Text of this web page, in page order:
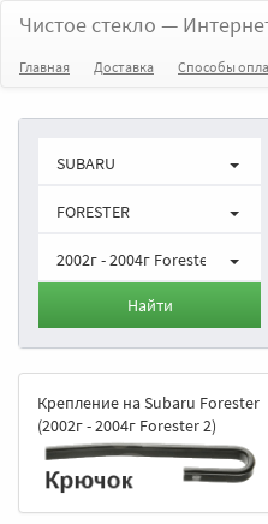
Чистое стекло —
Главная Доставка Способы
SUBARU
FORESTER
2002г - 2004г Forester 2
Найти
Крепление на Subaru Forester
(2002г - 2004г Forester 2)